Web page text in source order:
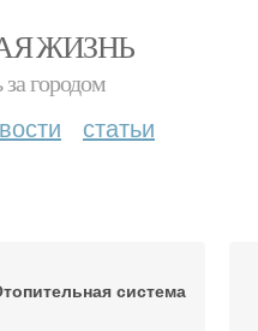
ЖИЗНЬ
городом
статьи
система